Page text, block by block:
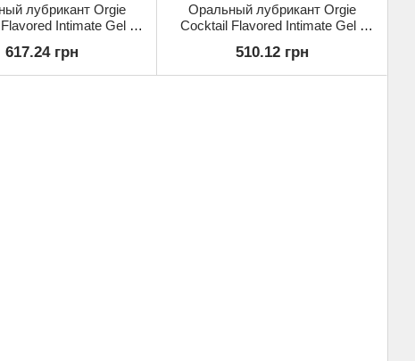
лубрикант Orgie
Intimate Gel -
617.24 грн
Оральный лубрикант Orgie
Cocktail Flavored Intimate Gel -
510.12 грн